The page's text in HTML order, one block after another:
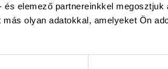
elemező partnereinkkel megosztjuk
olyan adatokkal, amelyeket Ön